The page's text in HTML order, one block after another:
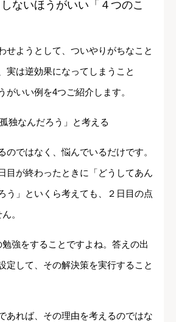
ないほうがいい「４つのこ
せようとして、ついやりがちなこと
実は逆効果になってしまうこと
いい例を4つご紹介します。
独なんだろう」と考える
のではなく、悩んでいるだけです。
目が終わったときに「どうしてあん
う」といくら考えても、２日目の点
。
強をすることですよね。答えの出
定して、その解決策を実行すること
あれば、その理由を考えるのではな